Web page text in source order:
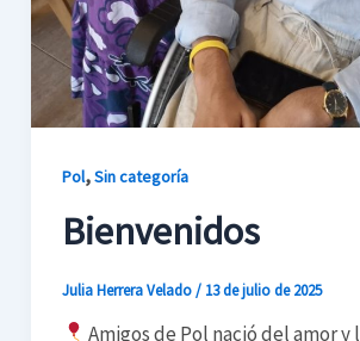
Pol,Sin categoría
Bienvenidos
Julia Herrera Velado/ 13 de julio de 2025
Amigos de Pol nació del amor y